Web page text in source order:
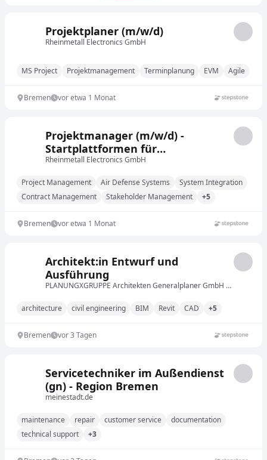
Projektplaner (m/w/d)
Rheinmetall Electronics GmbH
MS Project Projektmanagement Terminplanung EVM Agile
Bremen vor etwa 1 Monat
Projektmanager (m/w/d) -
Startplattformen für
Lenkflugkörper im
Rheinmetall Electronics GmbH
Project Management Air Defense Systems
System Integration
Contract Management
Stakeholder Management +5
Bremen vor etwa 1 Monat
Architekt:in Entwurf und
Ausführung
PLANUNGXGRUPPE Architekten Generalplaner GmbH & Co.KG
architecture civil engineering BIM Revit CAD +5
Bremen vor 3 Tagen
Servicetechniker im Außendienst
(gn) - Region Bremen
meinestadt.de
maintenance repair customer service
documentation
technical support
+3